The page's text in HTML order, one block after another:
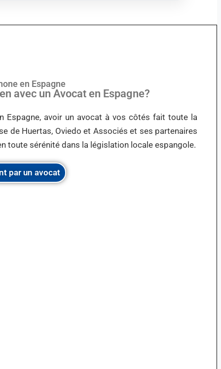
en Espagne
avec un Avocat en Espagne?
Espagne, avoir un avocat à vos côtés fait toute la
de Huertas, Oviedo et Associés et ses partenaires
toute sérénité dans la législation locale espangole.
par un avocat